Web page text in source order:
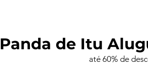
Panda de Itu
até 60% de